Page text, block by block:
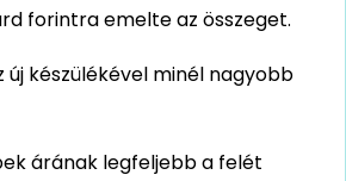
forintra emelte az összeget.
készülékével minél nagyobb
árának legfeljebb a felét